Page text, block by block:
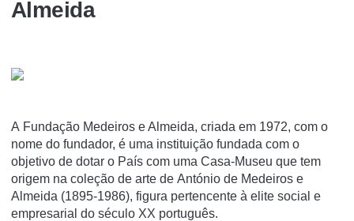
Almeida
A Fundação Medeiros e Almeida, criada em 1972, com o
nome do fundador, é uma instituição fundada com o
objetivo de dotar o País com uma Casa-Museu que tem
origem na coleção de arte de António de Medeiros e
Almeida (1895-1986), figura pertencente à elite social e
empresarial do século XX português.